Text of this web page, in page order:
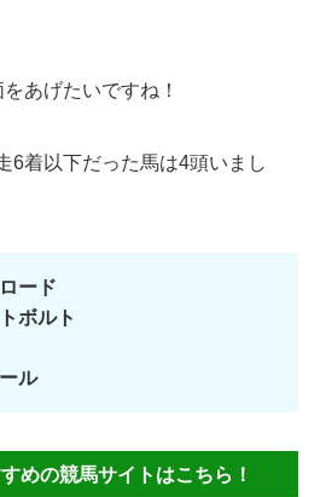
あげたいですね！
6着以下だった馬は4頭いまし
ード
ボルト
ル
めの競馬サイトはこちら！